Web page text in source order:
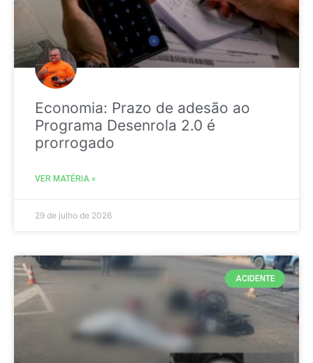
Economia: Prazo de adesão ao
Programa Desenrola 2.0 é
prorrogado
VER MATÉRIA »
29 de julho de 2026
ACIDENTE